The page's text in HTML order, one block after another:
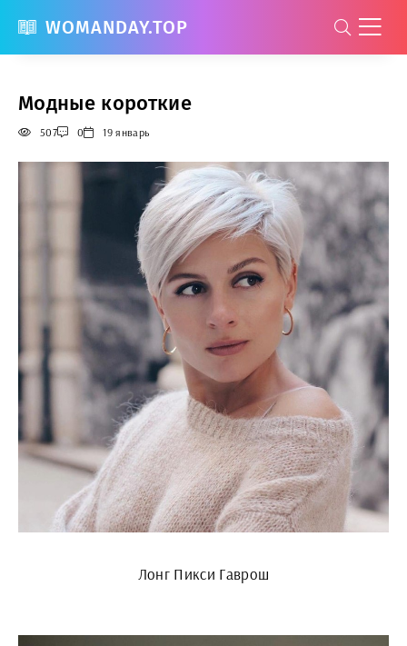
WOMANDAY.TOP
Модные короткие
507 0 19 январь
Лонг Пикси Гаврош